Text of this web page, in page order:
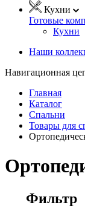
Кухни
Готовые
Кухни
Наши
Навигационная
Главная
Каталог
Спальни
Товары для
Фильтр